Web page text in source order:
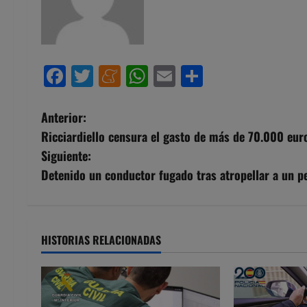
Facebook
Twitter
Meneame
WhatsApp
Email
N
a
v
g
a
c
Anterior:
Ricciardiello censura el gasto de más de 70.000
Siguiente:
Detenido un conductor fugado tras atropellar a un
HISTORIAS RELACIONADAS